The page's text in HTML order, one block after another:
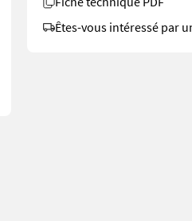
Êtes-vous intéressé par